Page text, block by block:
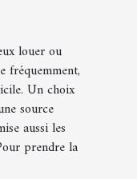
louer ou
fréquemment,
Un choix
source
aussi les
prendre la